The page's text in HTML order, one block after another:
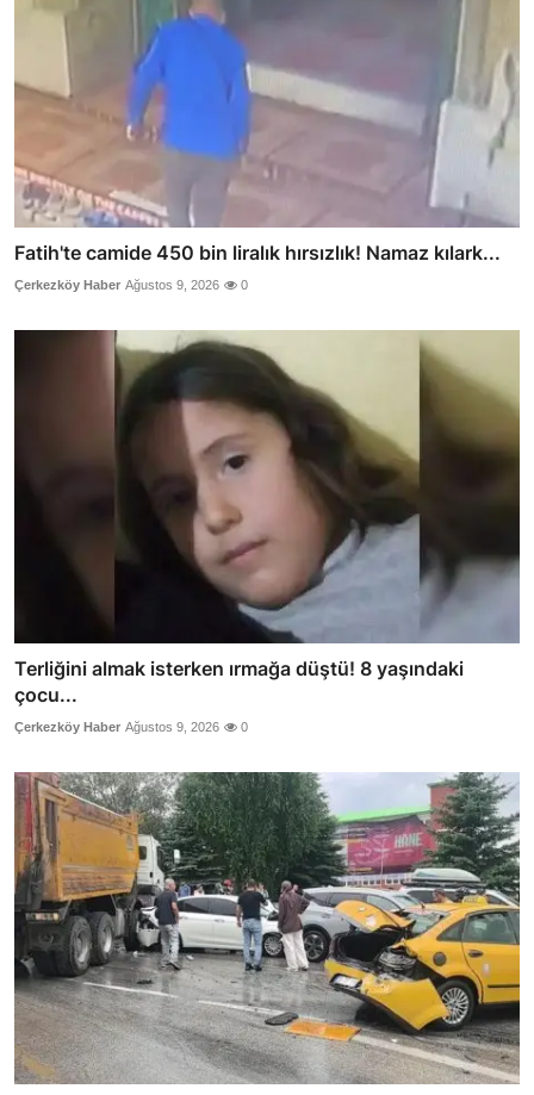
Fatih'te camide 450 bin liralık hırsızlık! Namaz kılark...
Çerkezköy Haber Ağustos 9, 2026 0
Terliğini almak isterken ırmağa düştü! 8 yaşındaki
çocu...
Çerkezköy Haber Ağustos 9, 2026 0